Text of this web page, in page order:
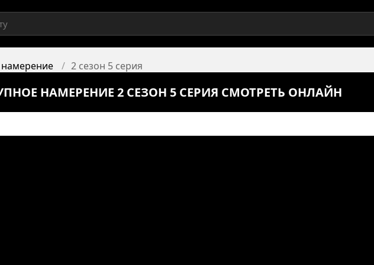
2 сезон 5 серия
НАМЕРЕНИЕ 2 СЕЗОН 5 СЕРИЯ СМОТРЕТЬ ОНЛАЙН